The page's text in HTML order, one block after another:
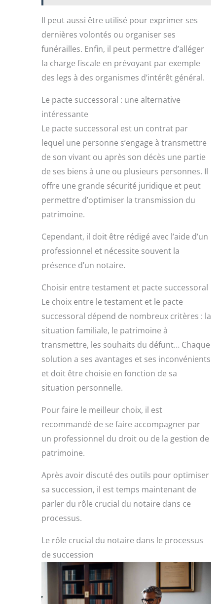
Il peut aussi être utilisé pour exprimer ses
dernières volontés ou organiser ses
funérailles. Enfin, il peut permettre d’alléger
la charge fiscale en prévoyant par exemple
des legs à des organismes d’intérêt général.
Le pacte successoral : une alternative
intéressante
Le pacte successoral est un contrat par
lequel une personne s’engage à transmettre
de son vivant ou après son décès une partie
de ses biens à une ou plusieurs personnes. Il
offre une grande sécurité juridique et peut
permettre d’optimiser la transmission du
patrimoine.
Cependant, il doit être rédigé avec l’aide d’un
professionnel et nécessite souvent la
présence d’un notaire.
Choisir entre testament et pacte successoral
Le choix entre le testament et le pacte
successoral dépend de nombreux critères : la
situation familiale, le patrimoine à
transmettre, les souhaits du défunt… Chaque
solution a ses avantages et ses inconvénients
et doit être choisie en fonction de sa
situation personnelle.
Pour faire le meilleur choix, il est
recommandé de se faire accompagner par
un professionnel du droit ou de la gestion de
patrimoine.
Après avoir discuté des outils pour optimiser
sa succession, il est temps maintenant de
parler du rôle crucial du notaire dans ce
processus.
Le rôle crucial du notaire dans le processus
de succession